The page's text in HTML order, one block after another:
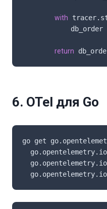
with
db_order
return
6. OTel для Go
go get